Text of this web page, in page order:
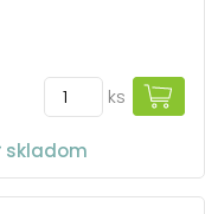
ks
skladom